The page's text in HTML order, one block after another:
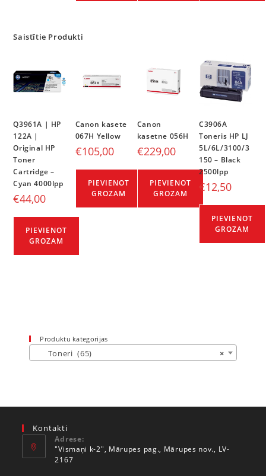
Saistītie Produkti
Q3961A | HP
122A |
Original HP
Toner
Cartridge –
Cyan 4000lpp
€44,00
PIEVIENOT
GROZAM
Canon kasete
067H Yellow
€105,00
PIEVIENOT
GROZAM
Canon
kasetne 056H
€229,00
PIEVIENOT
GROZAM
C3906A
Toneris HP LJ
5L/6L/3100/3
150 – Black
2500lpp
€12,50
PIEVIENOT
GROZAM
Produktu kategorijas
×
Toneri (65)
Kontakti
Adrese:
"Vismaņi k-2", Mārupes pag., Mārupes nov., LV-
2167